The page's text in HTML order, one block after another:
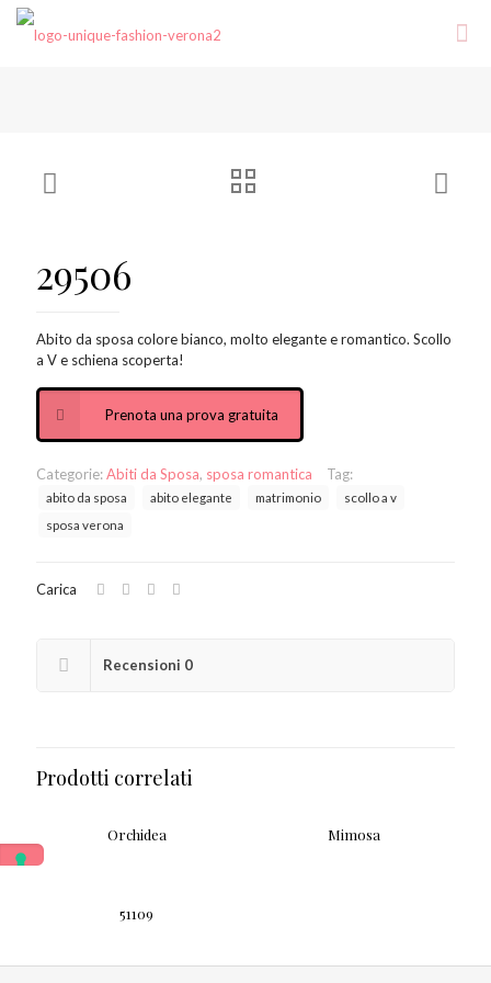
29506
Abito da sposa colore bianco, molto elegante e romantico. Scollo
a V e schiena scoperta!
Prenota una prova gratuita
Categorie:Abiti da Sposa, sposa romantica Tag:
abito da sposa abito elegante matrimonio
scollo a v
sposa verona
Carica
Recensioni 0
Prodotti correlati
Orchidea Mimosa
51109